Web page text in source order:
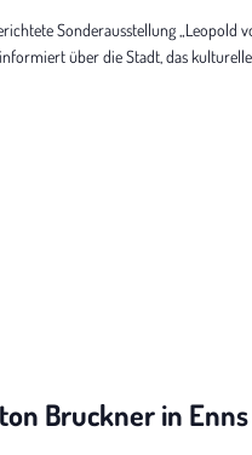
Sonderausstellung „Leopold
über die Stadt, das
Bruckner in Enns